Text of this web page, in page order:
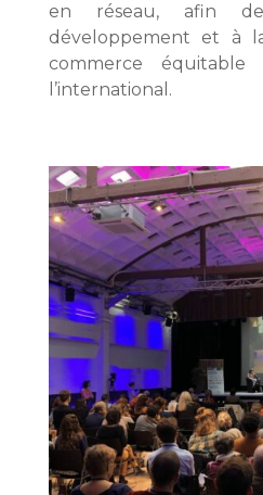
en réseau, afin
développement et à
commerce
l’international.